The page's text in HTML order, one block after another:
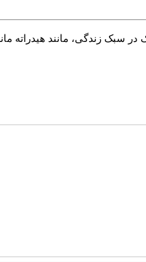
در سبک زندگی، مانند هیدراته